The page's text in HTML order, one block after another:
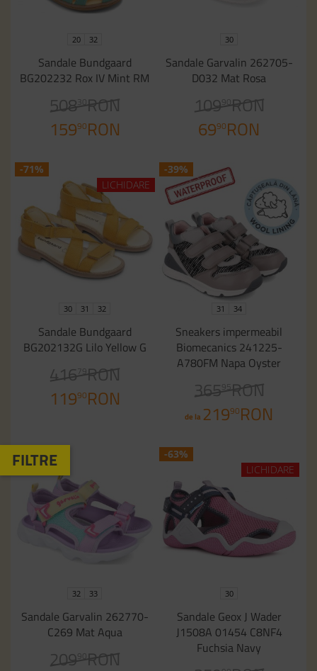
20 32
Sandale Bundgaard
BG202232 Rox IV Mint RM
508 30
RON
15990RON
30
Sandale Garvalin 262705-
D032 Mat Rosa
109 90RON
6990RON
-71%
LICHIDARE
30 31 32
Sandale Bundgaard
BG202132G Lilo Yellow G
416 79
RON
11990RON
-39%
31 34
Sneakers impermeabil
Biomecanics 241225-
A780FM Napa Oyster
365 95RON
de la 21990RON
-38%
32 33
Sandale Garvalin 262770-
C269 Mat Aqua
209 90RON
-63%
LICHIDARE
30
Sandale Geox J Wader
J1508A 01454 C8NF4
Fuchsia Navy